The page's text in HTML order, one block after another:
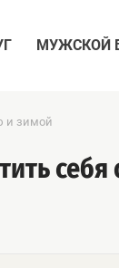
МУЖСКОЙ
и зимой
себя